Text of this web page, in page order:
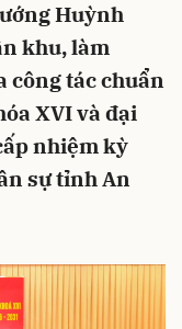
Huỳnh
khu, làm
công tác chuẩn
XVI và đại
nhiệm kỳ
sự tỉnh An